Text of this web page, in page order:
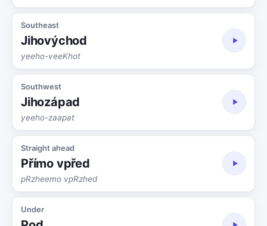
Southeast
Jihovýchod
yeeho-veeKhot
Southwest
Jihozápad
yeeho-zaapat
Straight ahead
Přímo vpřed
pRzheemo vpRzhed
Under